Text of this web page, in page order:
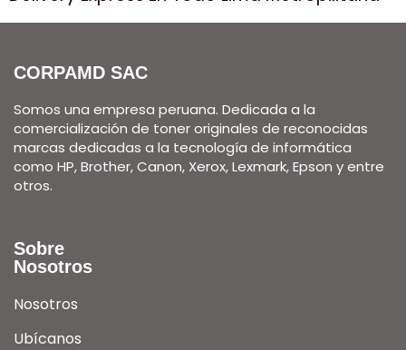
CORPAMD SAC
Somos una empresa peruana. Dedicada a la
comercialización de toner originales de reconocidas
marcas dedicadas a la tecnología de informática
como HP, Brother, Canon, Xerox, Lexmark, Epson y entre
otros.
Sobre
Nosotros
Nosotros
Ubícanos